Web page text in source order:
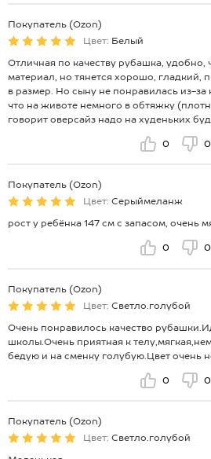
Покупатель (Ozon)
Цвет: Белый
Отличная по качеству рубашка, удобно,
материал, но тянется хорошо, гладкий,
в размер. Но сыну не понравилась из-за
что на животе немного в обтяжку
говорит оверсайз надо на худеньких
0 0
Покупатель (Ozon)
Цвет: Серыймеланж
рост у ребёнка 147 см с запасом, очень
0 0
Покупатель (Ozon)
Цвет: Светло.голубой
Очень понравилось качество
школы.Очень приятная к
бедую и на сменку голубую.Цвет очень
0 0
Покупатель (Ozon)
Цвет: Светло.голубой